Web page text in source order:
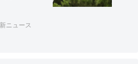
ニュース